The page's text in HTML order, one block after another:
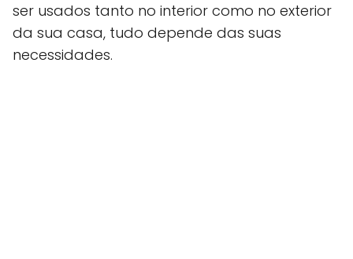
ser usados tanto no interior como no exterior
da sua casa, tudo depende das suas
necessidades.